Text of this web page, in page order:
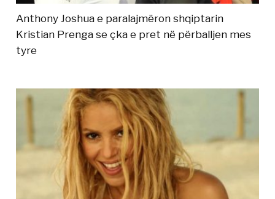
Anthony Joshua e paralajmëron shqiptarin
Kristian Prenga se çka e pret në përballjen mes
tyre